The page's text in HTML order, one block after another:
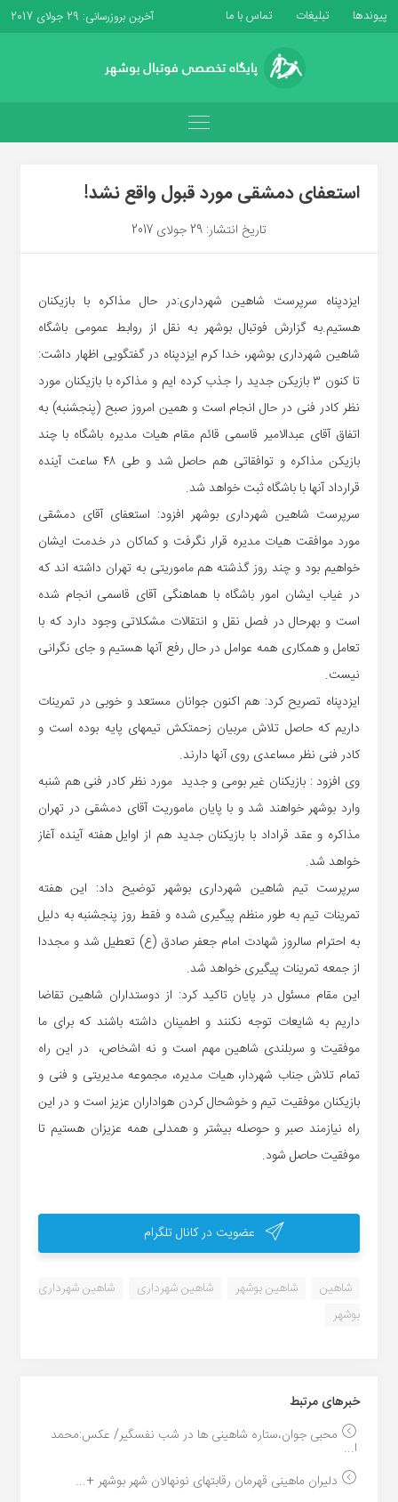
پیوندها تبلیغات تماس با ما آخرین بروزرسانی: 29 جولای 2017
استعفای دمشقی مورد قبول واقع نشد!
تاریخ انتشار: 29 جولای 2017
ایزدپناه سرپرست شاهین شهرداری:در حال مذاکره با بازیکنان
هستیم.به گزارش فوتبال بوشهر به نقل از روابط عمومی باشگاه
شاهین شهرداری بوشهر، خدا کرم ایزدپناه در گفتگویی اظهار داشت:
تا کنون ۳ بازیکن جدید را جذب کرده ایم و مذاکره با بازیکنان مورد
نظر کادر فنی در حال انجام است و همین امروز صبح (پنجشنبه) به
اتفاق آقای عبدالامیر قاسمی قائم مقام هیات مدیره باشگاه با چند
بازیکن مذاکره و توافقاتی هم حاصل شد و طی ۴۸ ساعت آینده
قرارداد آنها با باشگاه ثبت خواهد شد.
سرپرست شاهین شهرداری بوشهر افزود: استعفای آقای دمشقی
مورد موافقت هیات مدیره قرار نگرفت و کماکان در خدمت ایشان
خواهیم بود و چند روز گذشته هم ماموریتی به تهران داشته اند که
در غیاب ایشان امور باشگاه با هماهنگی آقای قاسمی انجام شده
است و بهرحال در فصل نقل و انتقالات مشکلاتی وجود دارد که با
تعامل و همکاری همه عوامل در حال رفع آنها هستیم و جای نگرانی
نیست.
ایزدپناه تصریح کرد: هم اکنون جوانان مستعد و خوبی در تمرینات
داریم که حاصل تلاش مربیان زحمتکش تیمهای پایه بوده است و
کادر فنی نظر مساعدی روی آنها دارند.
وی افزود : بازیکنان غیر بومی و جدید مورد نظر کادر فنی هم شنبه
وارد بوشهر خواهند شد و با پایان ماموریت آقای دمشقی در تهران
مذاکره و عقد قراداد با بازیکنان جدید هم از اوایل هفته آینده آغاز
خواهد شد.
سرپرست تیم شاهین شهرداری بوشهر توضیح داد: این هفته
تمرینات تیم به طور منظم پیگیری شده و فقط روز پنجشنبه به دلیل
به احترام سالروز شهادت امام جعفر صادق (ع) تعطیل شد و مجددا
از جمعه تمرینات پیگیری خواهد شد.
این مقام‌ مسئول در پایان تاکید کرد: از دوستداران شاهین تقاضا
داریم به شایعات توجه نکنند و اطمینان داشته باشند که برای ما
موفقیت و سربلندی شاهین مهم است و نه اشخاص، در این راه
تمام تلاش جناب شهردار، هیات مدیره، مجموعه مدیریتی و فنی و
بازیکنان موفقیت تیم و خوشحال کردن هواداران عزیز است و در این
راه نیازمند صبر و حوصله بیشتر و همدلی همه عزیزان هستیم تا
موفقیت حاصل شود.
عضویت در کانال تلگرام
شاهین شاهین بوشهر شاهین شهرداری
شاهین شهرداری
بوشهر
خبر‌های مرتبط
محبی جوان،ستاره شاهینی ها در شب نفسگیر/ عکس:محمد
ا...
دلیران ماهینی قهرمان رقابتهای نونهالان شهر بوشهر +...